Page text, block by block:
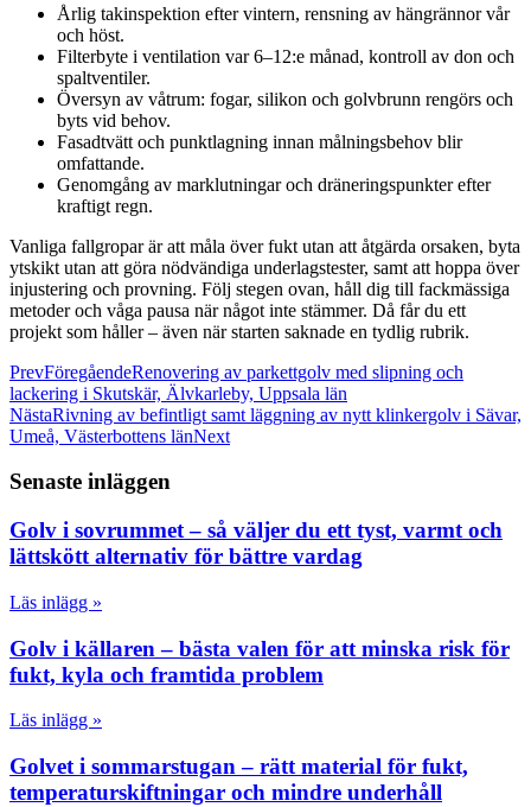
Årlig takinspektion efter vintern, rensning av hängrännor vår
och höst.
Filterbyte i ventilation var 6–12:e månad, kontroll av don och
spaltventiler.
Översyn av våtrum: fogar, silikon och golvbrunn rengörs och
byts vid behov.
Fasadtvätt och punktlagning innan målningsbehov blir
omfattande.
Genomgång av marklutningar och dräneringspunkter efter
kraftigt regn.
Vanliga fallgropar är att måla över fukt utan att åtgärda orsaken, byta
ytskikt utan att göra nödvändiga underlagstester, samt att hoppa över
injustering och provning. Följ stegen ovan, håll dig till fackmässiga
metoder och våga pausa när något inte stämmer. Då får du ett
projekt som håller – även när starten saknade en tydlig rubrik.
PrevFöregåendeRenovering av parkettgolv med slipning och
lackering i Skutskär, Älvkarleby, Uppsala län
NästaRivning av befintligt samt läggning av nytt klinkergolv i Sävar,
Umeå, Västerbottens länNext
Senaste inläggen
Golv i sovrummet – så väljer du ett tyst, varmt och
lättskött alternativ för bättre vardag
Läs inlägg »
Golv i källaren – bästa valen för att minska risk för
fukt, kyla och framtida problem
Läs inlägg »
Golvet i sommarstugan – rätt material för fukt,
temperaturskiftningar och mindre underhåll